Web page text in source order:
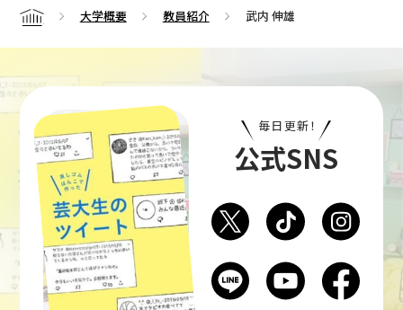
Home 大学概要 教員紹介 武内 伸雄
毎日更新！
公式SNS